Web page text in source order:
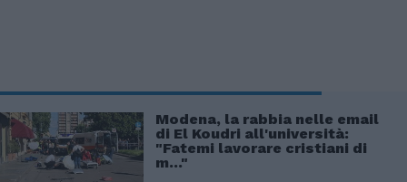
Modena, la rabbia nelle email
di El Koudri all'università:
"Fatemi lavorare cristiani di
m..."